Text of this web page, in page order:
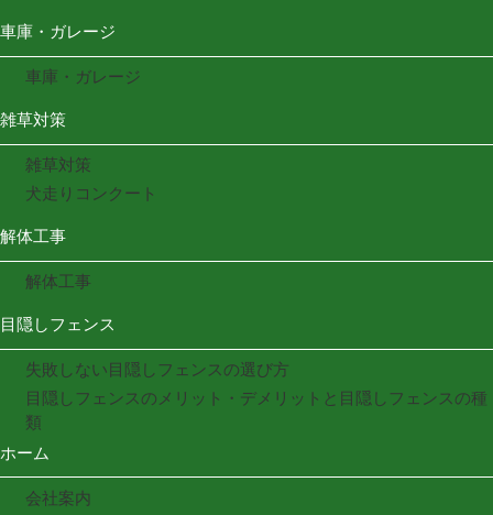
車庫・ガレージ
車庫・ガレージ
雑草対策
雑草対策
犬走りコンクート
解体工事
解体工事
目隠しフェンス
失敗しない目隠しフェンスの選び方
目隠しフェンスのメリット・デメリットと目隠しフェンスの種
類
ホーム
会社案内